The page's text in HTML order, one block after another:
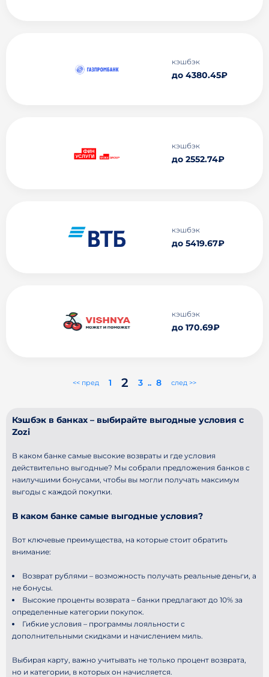
кэшбэк
до 4380.45₽
кэшбэк
до 2552.74₽
кэшбэк
до 5419.67₽
кэшбэк
до 170.69₽
<< пред 1 2 3 .. 8 след >>
Кэшбэк в банках – выбирайте выгодные условия с
Zozi
В каком банке самые высокие возвраты и где условия
действительно выгодные? Мы собрали предложения банков с
наилучшими бонусами, чтобы вы могли получать максимум
выгоды с каждой покупки.
В каком банке самые выгодные условия?
Вот ключевые преимущества, на которые стоит обратить
внимание:
Возврат рублями – возможность получать реальные деньги, а
не бонусы.
Высокие проценты возврата – банки предлагают до 10% за
определенные категории покупок.
Гибкие условия – программы лояльности с
дополнительными скидками и начислением миль.
Выбирая карту, важно учитывать не только процент возврата,
но и категории, в которых он начисляется.